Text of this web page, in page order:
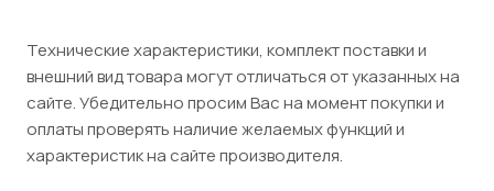
Технические характеристики, комплект поставки и
внешний вид товара могут отличаться от указанных на
сайте. Убедительно просим Вас на момент покупки и
оплаты проверять наличие желаемых функций и
характеристик на сайте производителя.